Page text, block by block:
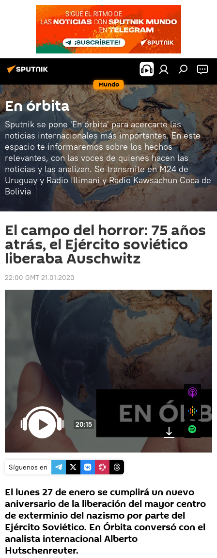
Mundo
En órbita
Sputnik se pone 'En órbita' para acercarte las
noticias internacionales más importantes. En este
espacio te informaremos sobre los hechos
relevantes, con las voces de quienes hacen las
noticias y las analizan. Se transmite en M24 de
Uruguay y Radio Illimani y Radio Kawsachun Coca de
Bolivia
El campo del horror: 75 años
atrás, el Ejército soviético
liberaba Auschwitz
22:00 GMT 21.01.2020
20:15
iTunes
Google
Spotify
Síguenos en
El lunes 27 de enero se cumplirá un nuevo
aniversario de la liberación del mayor centro
de exterminio del nazismo por parte del
Ejército Soviético. En Órbita conversó con el
analista internacional Alberto
Hutschenreuter.